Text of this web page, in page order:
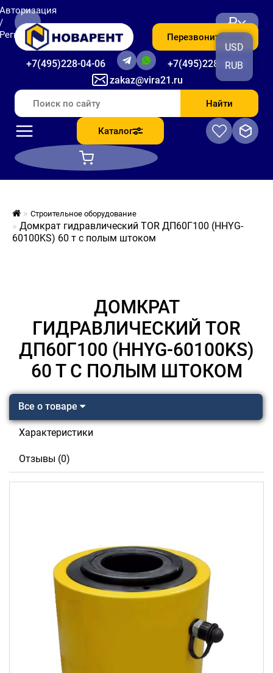
zakaz@vira21.ru
+7(495)228-04-06 +7(495)228-06-56
Перезвоните мне
₽
USD
RUB
Найти
Каталог
Строительное оборудование
Домкрат гидравлический TOR ДП60Г100 (HHYG-
60100KS) 60 т с полым штоком
ДОМКРАТ
ГИДРАВЛИЧЕСКИЙ TOR
ДП60Г100 (HHYG-60100KS)
60 Т С ПОЛЫМ ШТОКОМ
Все о товаре
Характеристики
Отзывы (0)